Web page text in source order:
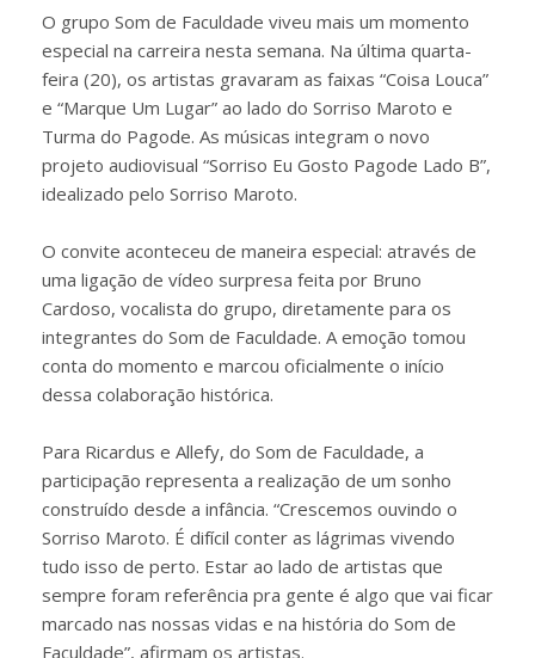
O grupo Som de Faculdade viveu mais um momento
especial na carreira nesta semana. Na última quarta-
feira (20), os artistas gravaram as faixas “Coisa Louca”
e “Marque Um Lugar” ao lado do Sorriso Maroto e
Turma do Pagode. As músicas integram o novo
projeto audiovisual “Sorriso Eu Gosto Pagode Lado B”,
idealizado pelo Sorriso Maroto.
O convite aconteceu de maneira especial: através de
uma ligação de vídeo surpresa feita por Bruno
Cardoso, vocalista do grupo, diretamente para os
integrantes do Som de Faculdade. A emoção tomou
conta do momento e marcou oficialmente o início
dessa colaboração histórica.
Para Ricardus e Allefy, do Som de Faculdade, a
participação representa a realização de um sonho
construído desde a infância. “Crescemos ouvindo o
Sorriso Maroto. É difícil conter as lágrimas vivendo
tudo isso de perto. Estar ao lado de artistas que
sempre foram referência pra gente é algo que vai ficar
marcado nas nossas vidas e na história do Som de
Faculdade”, afirmam os artistas.